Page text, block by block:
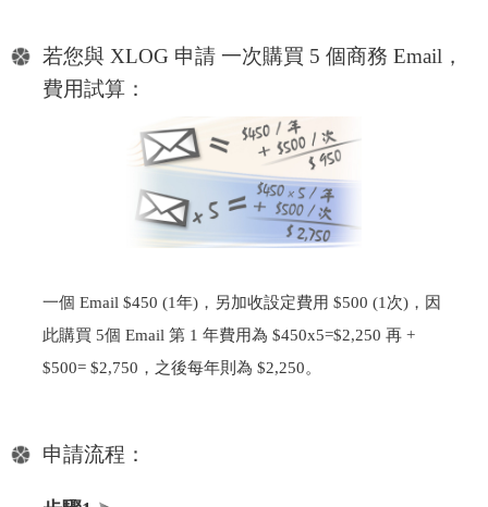
若您與 XLOG 申請 一次購買 5 個商務 Email，
費用試算：
一個 Email $450 (1年)，另加收設定費用 $500 (1次)，因
此購買 5個 Email 第 1 年費用為 $450x5=$2,250 再 +
$500= $2,750，之後每年則為 $2,250。
申請流程：